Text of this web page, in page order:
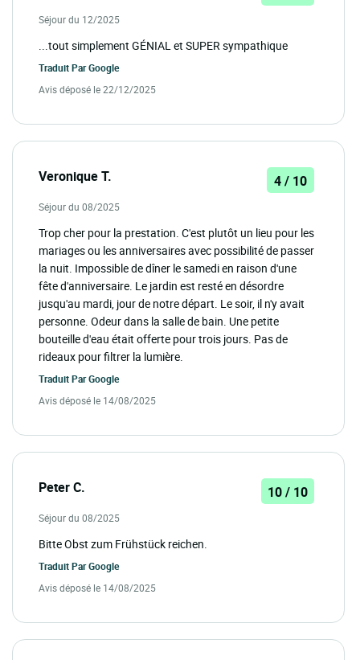
Séjour du 12/2025
...tout simplement GÉNIAL et SUPER sympathique
Traduit ParGoogle
Avis déposé le 22/12/2025
Veronique T. 4 / 10
Séjour du 08/2025
Trop cher pour la prestation. C'est plutôt un lieu pour les
mariages ou les anniversaires avec possibilité de passer
la nuit. Impossible de dîner le samedi en raison d'une
fête d'anniversaire. Le jardin est resté en désordre
jusqu'au mardi, jour de notre départ. Le soir, il n'y avait
personne. Odeur dans la salle de bain. Une petite
bouteille d'eau était offerte pour trois jours. Pas de
rideaux pour filtrer la lumière.
Traduit ParGoogle
Avis déposé le 14/08/2025
Peter C. 10 / 10
Séjour du 08/2025
Bitte Obst zum Frühstück reichen.
Traduit ParGoogle
Avis déposé le 14/08/2025